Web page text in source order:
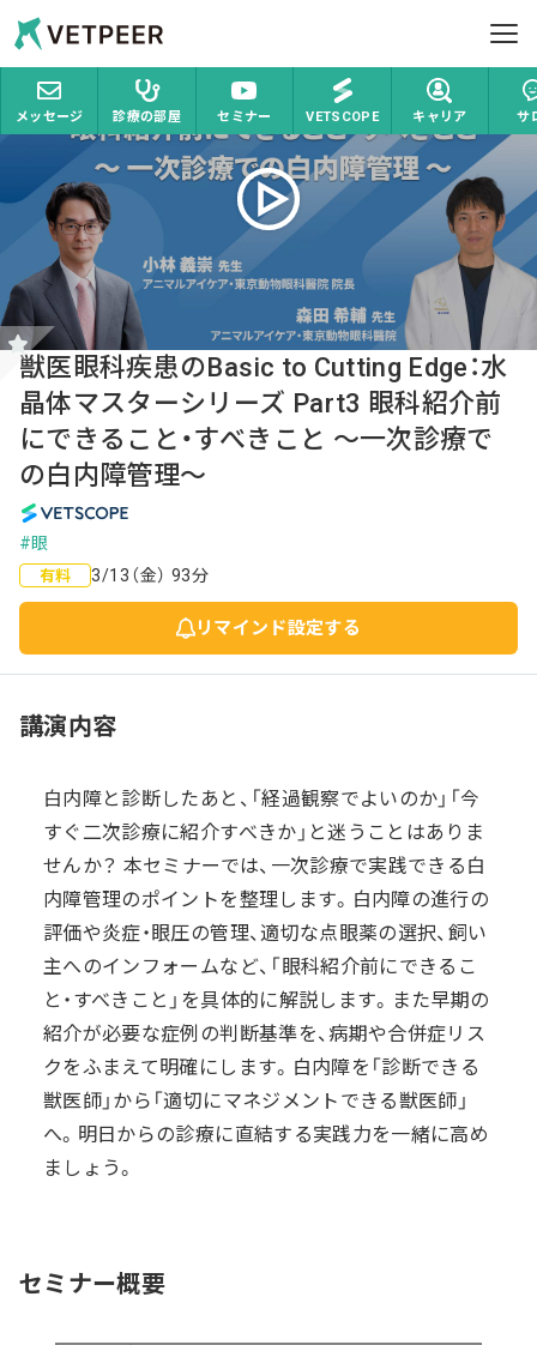
Vetpeer 獣医師みんなで作る、情報交換コミュ
お問い合わせ
新規登録
メッセージ 診療の部屋 セミナー VETSCOPE キャリア サ
ホーム VETSCOPE 獣医眼科疾患のBasic to Cutting Edge：水晶
獣医眼科疾患のBasic to Cutting Edge：水
晶体マスターシリーズ Part3 眼科紹介前
にできること・すべきこと 〜一次診療で
の白内障管理〜
#眼
有料 3/13（金） 93分
リマインド設定する
講演内容
白内障と診断したあと、「経過観察でよいのか」「今
すぐ二次診療に紹介すべきか」と迷うことはありま
せんか？ 本セミナーでは、一次診療で実践できる白
内障管理のポイントを整理します。白内障の進行の
評価や炎症・眼圧の管理、適切な点眼薬の選択、飼い
主へのインフォームなど、「眼科紹介前にできるこ
と・すべきこと」を具体的に解説します。また早期の
紹介が必要な症例の判断基準を、病期や合併症リス
クをふまえて明確にします。白内障を「診断できる
獣医師」から「適切にマネジメントできる獣医師」
へ。明日からの診療に直結する実践力を一緒に高め
ましょう。
セミナー概要